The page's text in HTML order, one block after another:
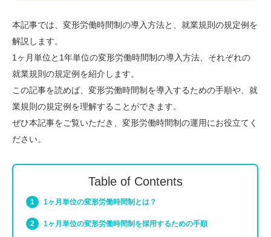
本記事では、変形労働時間制の導入方法と、就業規則の規定例を
解説します。
1ヶ月単位と1年単位の変形労働時間制の導入方法、それぞれの
就業規則の規定例を紹介します。
この記事を読めば、変形労働時間制を導入するための手順や、就
業規則の規定例を理解することができます。
ぜひ本記事をご覧いただき、変形労働時間制の運用にお役立てく
ださい。
Table of Contents
1ヶ月単位の変形労働時間制とは？
1ヶ月単位の変形労働時間制を採用するための手順